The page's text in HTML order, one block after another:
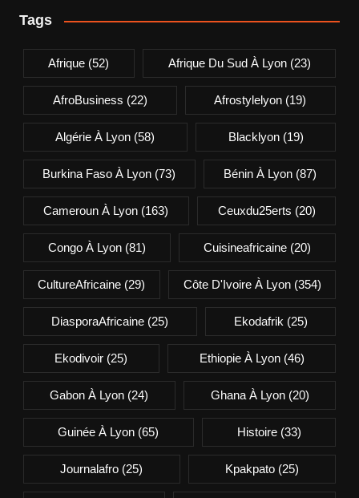
Tags
Afrique (52) Afrique Du Sud À Lyon(23)
AfroBusiness (22) Afrostylelyon (19)
Algérie À Lyon (58) Blacklyon(19)
Burkina Faso À Lyon (73) Bénin À Lyon(87)
Cameroun À Lyon (163) Ceuxdu25erts (20)
Congo À Lyon(81) Cuisineafricaine (20)
CultureAfricaine (29) Côte D'Ivoire À Lyon(354)
DiasporaAfricaine (25) Ekodafrik (25)
Ekodivoir (25) Ethiopie À Lyon(46)
Gabon À Lyon (24) Ghana À Lyon(20)
Guinée À Lyon (65) Histoire(33)
Journalafro (25) Kpakpato(25)